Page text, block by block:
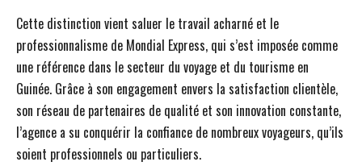
Cette distinction vient saluer le travail acharné et le
professionnalisme de Mondial Express, qui s’est imposée comme
une référence dans le secteur du voyage et du tourisme en
Guinée. Grâce à son engagement envers la satisfaction clientèle,
son réseau de partenaires de qualité et son innovation constante,
l’agence a su conquérir la confiance de nombreux voyageurs, qu’ils
soient professionnels ou particuliers.